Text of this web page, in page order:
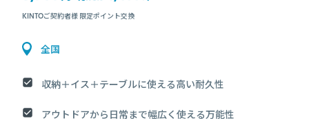
KINTOご契約者様 限定ポイント交換
全国
収納＋イス＋テーブルに使える高い耐久性
アウトドアから日常まで幅広く使える万能性